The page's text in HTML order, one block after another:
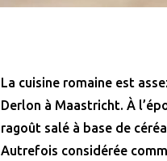
La cuisine romaine est
Derlon à Maastricht. À
ragoût salé à base de
Autrefois considérée